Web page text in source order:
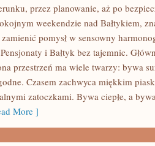
przez planowanie, aż po
weekendzie nad Bałtykiem,
pomysł w sensowny
i Bałtyk bez tajemnic.
przestrzeń ma wiele twarzy: bywa
Czasem zachwyca miękkim
zatoczkami. Bywa ciepłe, a
More ]